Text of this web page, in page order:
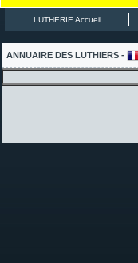
LUTHERIE Accueil
ANNUAIRE DES LUTHIERS -